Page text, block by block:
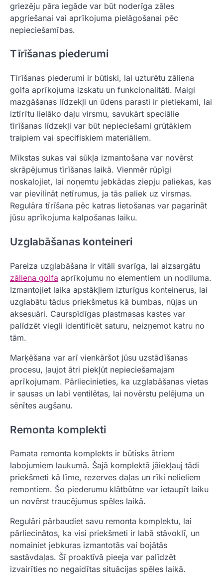
griezēju pāra iegāde var būt noderīga zāles
apgriešanai vai aprīkojuma pielāgošanai pēc
nepieciešamības.
Tīrīšanas piederumi
Tīrīšanas piederumi ir būtiski, lai uzturētu zāliena
golfa aprīkojuma izskatu un funkcionalitāti. Maigi
mazgāšanas līdzekļi un ūdens parasti ir pietiekami, lai
iztīrītu lielāko daļu virsmu, savukārt speciālie
tīrīšanas līdzekļi var būt nepieciešami grūtākiem
traipiem vai specifiskiem materiāliem.
Mīkstas sukas vai sūkļa izmantošana var novērst
skrāpējumus tīrīšanas laikā. Vienmēr rūpīgi
noskalojiet, lai noņemtu jebkādas ziepju paliekas, kas
var pievilināt netīrumus, ja tās paliek uz virsmas.
Regulāra tīrīšana pēc katras lietošanas var pagarināt
jūsu aprīkojuma kalpošanas laiku.
Uzglabāšanas konteineri
Pareiza uzglabāšana ir vitāli svarīga, lai aizsargātu
zāliena golfa aprīkojumu no elementiem un nodiluma.
Izmantojiet laika apstākļiem izturīgus konteinerus, lai
uzglabātu tādus priekšmetus kā bumbas, nūjas un
aksesuāri. Caurspīdīgas plastmasas kastes var
palīdzēt viegli identificēt saturu, neizņemot katru no
tām.
Marķēšana var arī vienkāršot jūsu uzstādīšanas
procesu, ļaujot ātri piekļūt nepieciešamajam
aprīkojumam. Pārliecinieties, ka uzglabāšanas vietas
ir sausas un labi ventilētas, lai novērstu pelējuma un
sēnītes augšanu.
Remonta komplekti
Pamata remonta komplekts ir būtisks ātriem
labojumiem laukumā. Šajā komplektā jāiekļauj tādi
priekšmeti kā līme, rezerves daļas un rīki nelieliem
remontiem. Šo piederumu klātbūtne var ietaupīt laiku
un novērst traucējumus spēles laikā.
Regulāri pārbaudiet savu remonta komplektu, lai
pārliecinātos, ka visi priekšmeti ir labā stāvoklī, un
nomainiet jebkuras izmantotās vai bojātās
sastāvdaļas. Šī proaktīvā pieeja var palīdzēt
izvairīties no negaidītas situācijas spēles laikā.